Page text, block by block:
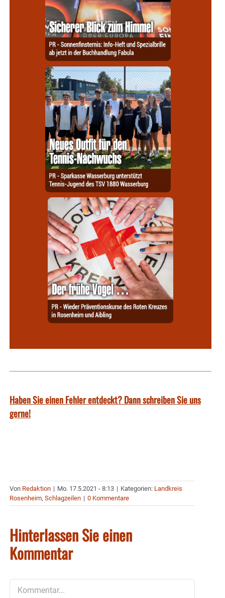
Haben Sie einen Fehler entdeckt? Dann schreiben Sie uns
gerne!
Von Redaktion | Mo. 17.5.2021 - 8:13 | Kategorien: Landkreis
Rosenheim, Schlagzeilen | 0 Kommentare
Hinterlassen Sie einen
Kommentar